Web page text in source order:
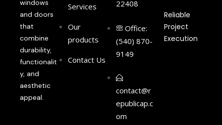
windows
and doors
that
combine
durability,
functionalit
y, and
aesthetic
appeal.
Services
Our
products
Contact Us
22408
Office:
(540) 870-
9149
contact@r
epublicap.c
om
Reliable
Project
Execution